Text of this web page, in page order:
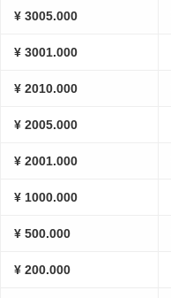
¥ 3005.000
¥ 3001.000
¥ 2010.000
¥ 2005.000
¥ 2001.000
¥ 1000.000
¥ 500.000
¥ 200.000